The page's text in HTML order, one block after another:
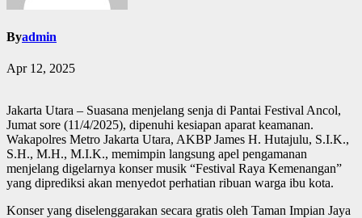
Byadmin
Apr 12, 2025
Jakarta Utara – Suasana menjelang senja di Pantai Festival Ancol,
Jumat sore (11/4/2025), dipenuhi kesiapan aparat keamanan.
Wakapolres Metro Jakarta Utara, AKBP James H. Hutajulu, S.I.K.,
S.H., M.H., M.I.K., memimpin langsung apel pengamanan
menjelang digelarnya konser musik “Festival Raya Kemenangan”
yang diprediksi akan menyedot perhatian ribuan warga ibu kota.
Konser yang diselenggarakan secara gratis oleh Taman Impian Jaya